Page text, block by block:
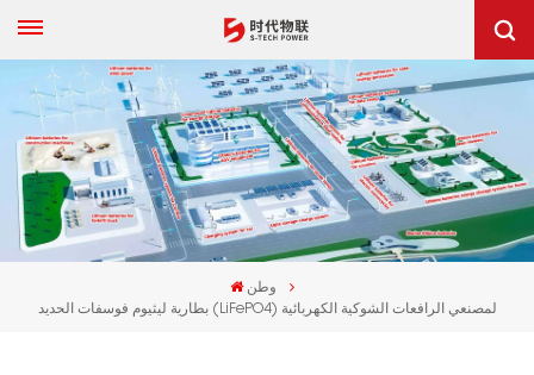
وطن
بطارية ليثيوم فوسفات الحديد (LiFePO4) لمصنعي الرافعات الشوكية الكهربائية